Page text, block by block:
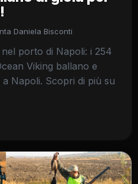
Daniela Bisconti
porto di Napoli: i 254
Viking ballano e
Napoli. Scopri di più su